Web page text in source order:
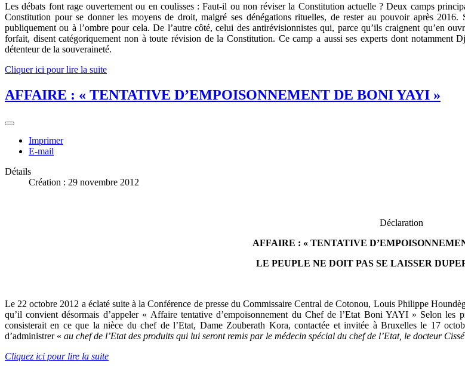
Les débats font rage ouvertement ou en coulisses : Faut-il ou non réviser la Constitution actuelle ? Deux camps
Constitution pour se donner les moyens de droit, malgré ses dénégations rituelles, de rester au pouvoir après
publiquement ou à l’ombre pour cela. De l’autre côté, celui des antirévisionnistes qui, parce qu’ils craignent qu’en
forfait, disent catégoriquement non à toute révision de la Constitution. Ce camp a aussi ses experts dont notamment
détenteur de la souveraineté.
Cliquer ici pour lire la suite
AFFAIRE : « TENTATIVE D’EMPOISONNEMENT DE BONI YAYI »
Imprimer
E-mail
Détails
Création : 29 novembre 2012
Déclaration
AFFAIRE : « TENTATIVE
LE PEUPLE NE DOIT PAS SE LAISSER
Le 22 octobre 2012 a éclaté suite à la Conférence de presse du Commissaire Central de Cotonou, Louis Philippe
qu’il convient désormais d’appeler « Affaire tentative d’empoisonnement du Chef de l’Etat Boni YAYI » Selon
consisterait en ce que la nièce du chef de l’Etat, Dame Zouberath Kora, contactée et invitée à Bruxelles le 17
d’administrer « au chef de l’Etat des produits qui lui seront remis par le médecin spécial du chef de l’Etat, le docteur
Cliquez ici pour lire la suite